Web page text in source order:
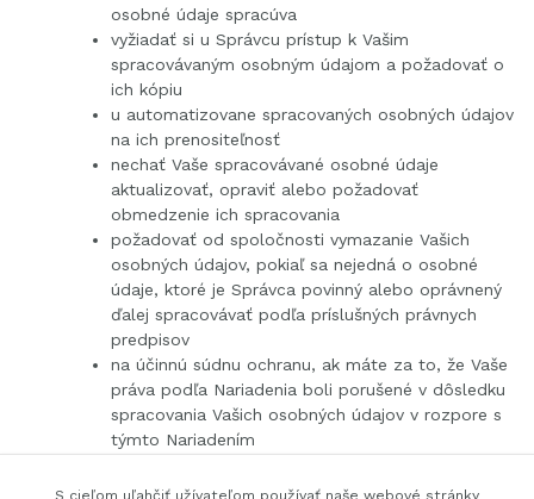
osobné údaje spracúva
vyžiadať si u Správcu prístup k Vašim
spracovávaným osobným údajom a požadovať o
ich kópiu
u automatizovane spracovaných osobných údajov
na ich prenositeľnosť
nechať Vaše spracovávané osobné údaje
aktualizovať, opraviť alebo požadovať
obmedzenie ich spracovania
požadovať od spoločnosti vymazanie Vašich
osobných údajov, pokiaľ sa nejedná o osobné
údaje, ktoré je Správca povinný alebo oprávnený
ďalej spracovávať podľa príslušných právnych
predpisov
na účinnú súdnu ochranu, ak máte za to, že Vaše
práva podľa Nariadenia boli porušené v dôsledku
spracovania Vašich osobných údajov v rozpore s
týmto Nariadením
súvisiacich so spracovaním osobných údajov sa
S cieľom uľahčiť užívateľom používať naše webové stránky